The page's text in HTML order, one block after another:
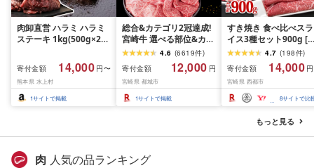
肉卸直営 ハラミ ハラミ
ステーキ 1kg(500g×2パ
らみ 牛はらみ 厚切りハ
ラミ 肉 牛肉 [肉卸厳選
究極の多汁感 極厚ハラ
ミステーキ1kg] (1kg, 1,
寄付金額 14,000 円〜
熊本県 水上村
1サイトで掲載
総合&カテゴリ2冠達成!
宮崎牛 選べる部位&カッ
ト (赤身&霜降り)or(赤身
のみ) 500g 1kg 2kg[発
送時期が選べる] 牛肉 焼
肉 すき焼き しゃぶしゃ
ぶ ステーキ ギフト お中
4.6 (6619件)
寄付金額
12,000 円
宮崎県 都城市
1サイトで掲載
すき焼き 食べ比べスラ
イス3種セット900g [
ランプリ受賞]小分け
ース バラ モモorカタ
肉 鉄板焼肉 焼きしゃ
すき焼き肉 [14-10a]
ーター続出!! 肉ランキ
4.7 (198件)
寄付金額
14,000
宮崎県 西都市
8サイトで比
もっと見る
肉 人気の品ランキング